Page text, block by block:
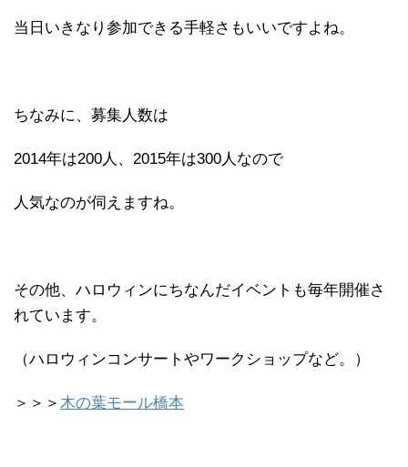
当日いきなり参加できる手軽さもいいですよね。
ちなみに、募集人数は
2014年は200人、2015年は300人なので
人気なのが伺えますね。
その他、ハロウィンにちなんだイベントも毎年開催さ
れています。
（ハロウィンコンサートやワークショップなど。）
＞＞＞ 木の葉モール橋本